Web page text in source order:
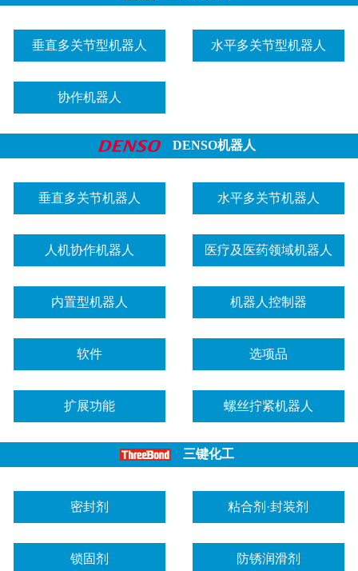
垂直多关节型机器人 水平多关节型机器人
协作机器人
DENSO机器人
垂直多关节机器人 水平多关节机器人
人机协作机器人 医疗及医药领域机器人
内置型机器人 机器人控制器
软件 选项品
扩展功能 螺丝拧紧机器人
三键化工
密封剂 粘合剂·封装剂
锁固剂 防锈润滑剂